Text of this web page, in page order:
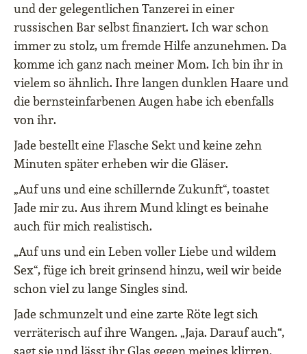
und der gelegentlichen Tanzerei in einer
russischen Bar selbst finanziert. Ich war schon
immer zu stolz, um fremde Hilfe anzunehmen. Da
komme ich ganz nach meiner Mom. Ich bin ihr in
vielem so ähnlich. Ihre langen dunklen Haare und
die bernsteinfarbenen Augen habe ich ebenfalls
von ihr.
Jade bestellt eine Flasche Sekt und keine zehn
Minuten später erheben wir die Gläser.
„Auf uns und eine schillernde Zukunft“, toastet
Jade mir zu. Aus ihrem Mund klingt es beinahe
auch für mich realistisch.
„Auf uns und ein Leben voller Liebe und wildem
Sex“, füge ich breit grinsend hinzu, weil wir beide
schon viel zu lange Singles sind.
Jade schmunzelt und eine zarte Röte legt sich
verräterisch auf ihre Wangen. „Jaja. Darauf auch“,